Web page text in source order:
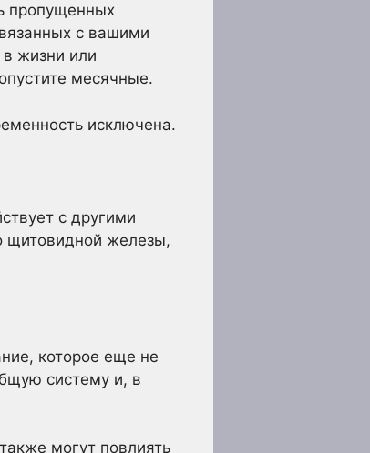
пропущенных
с вашими
в жизни или
месячные.
исключена.
с другими
щитовидной железы,
которое еще не
систему и, в
могут повлиять